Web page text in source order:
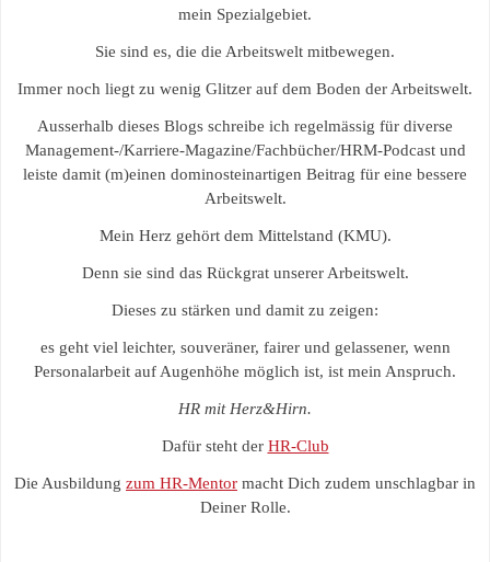
mein Spezialgebiet.
Sie sind es, die die Arbeitswelt mitbewegen.
Immer noch liegt zu wenig Glitzer auf dem Boden der Arbeitswelt.
Ausserhalb dieses Blogs schreibe ich regelmässig für diverse
Management-/Karriere-Magazine/Fachbücher/HRM-Podcast und
leiste damit (m)einen dominosteinartigen Beitrag für eine bessere
Arbeitswelt.
Mein Herz gehört dem Mittelstand (KMU).
Denn sie sind das Rückgrat unserer Arbeitswelt.
Dieses zu stärken und damit zu zeigen:
es geht viel leichter, souveräner, fairer und gelassener, wenn
Personalarbeit auf Augenhöhe möglich ist, ist mein Anspruch.
HR mit Herz&Hirn.
Dafür steht der HR-Club
Die Ausbildung zum HR-Mentor macht Dich zudem unschlagbar in
Deiner Rolle.